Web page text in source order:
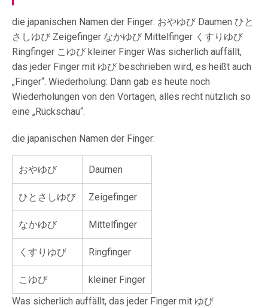
die japanischen Namen der Finger: おやゆび Daumen ひと
さしゆび Zeigefinger なかゆび Mittelfinger くすりゆび
Ringfinger こゆび kleiner Finger Was sicherlich auffällt,
das jeder Finger mit ゆび beschrieben wird, es heißt auch
„Finger“. Wiederholung: Dann gab es heute noch
Wiederholungen von den Vortagen, alles recht nützlich so
eine „Rückschau“.
die japanischen Namen der Finger:
おやゆび Daumen
ひとさしゆび Zeigefinger
なかゆび Mittelfinger
くすりゆび Ringfinger
こゆび
kleiner Finger
Was sicherlich auffällt, das jeder Finger mit ゆび